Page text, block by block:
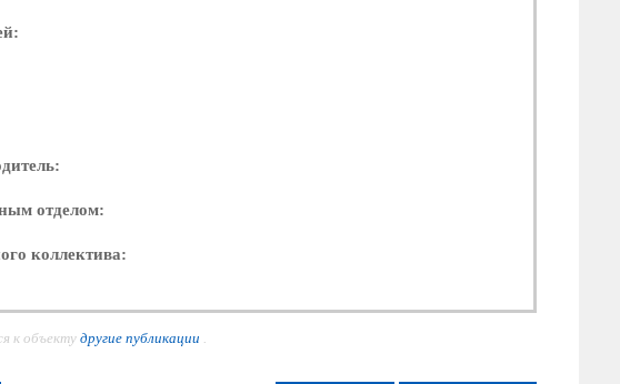
отделом:
коллектива:
к объекту другие публикации .